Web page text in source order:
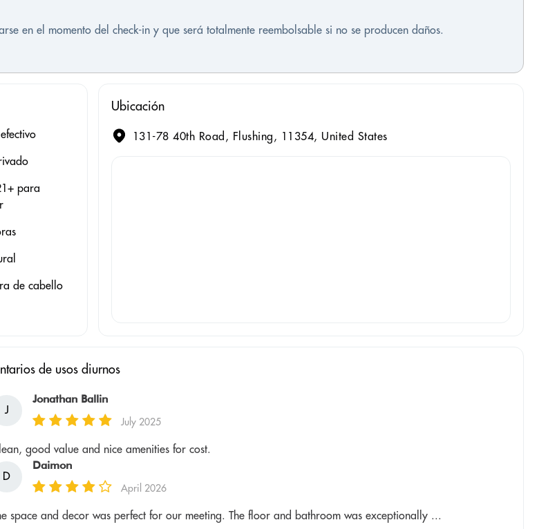
en el momento del check-in y que será totalmente reembolsable si no se producen daños.
para
de cabello
Ubicación
131-78 40th Road, Flushing, 11354, United States
de usos diurnos
J
Jonathan Ballin
July 2025
good value and nice amenities for cost.
D
Daimon
April 2026
space and decor was perfect for our meeting. The floor and bathroom was exceptionally ...